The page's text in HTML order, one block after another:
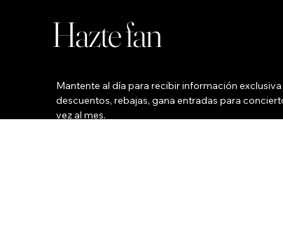
Hazte fan
Mantente al día para recibir información
descuentos, rebajas, gana entradas para
vez al mes.